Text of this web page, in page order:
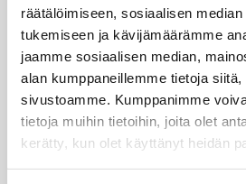
räätälöimiseen, sosiaalisen
tukemiseen ja kävijämäärämme
jaamme sosiaalisen median,
alan kumppaneillemme tietoja
sivustoamme. Kumppanimme
tietoja muihin tietoihin, joita olet
kerätty, kun olet käyttänyt heidän
Crux-lehti
JOBI
TYÖELÄMÄOPAS
Työnhaku